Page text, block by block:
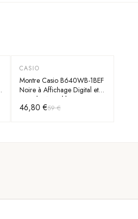
-20%
CASIO
Montre Casio B640WB-1BEF
Noire à Affichage Digital et
Bracelet Ajustable
46,80 €59 €